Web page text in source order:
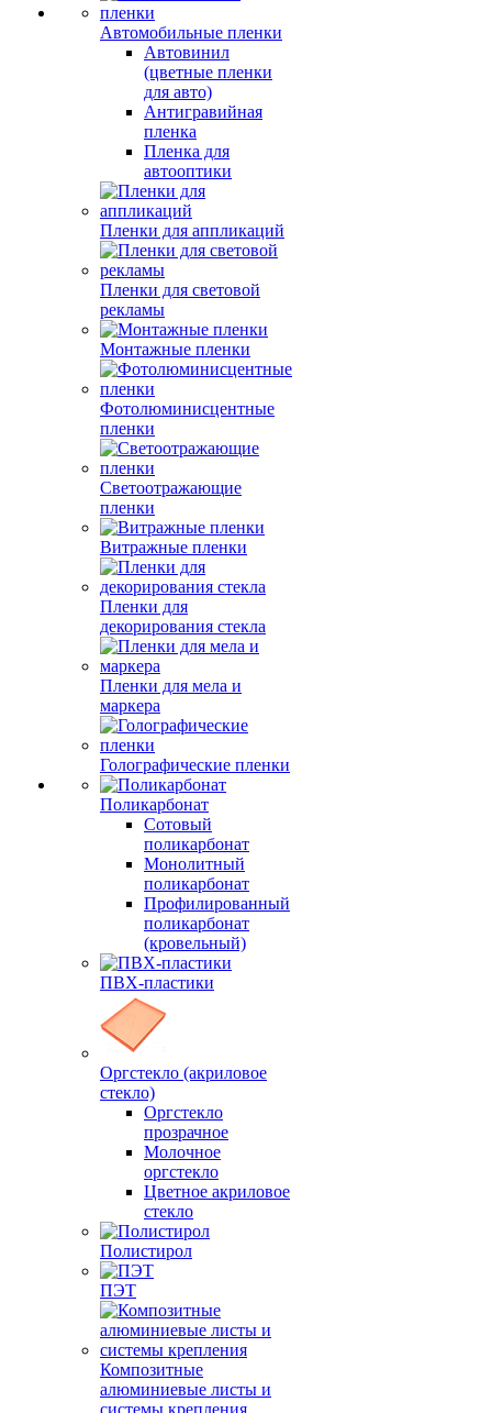
Автомобильные пленки
Автовинил
(цветные пленки
для авто)
Антигравийная
пленка
Пленка для
автооптики
Пленки для аппликаций
Пленки для световой
рекламы
Монтажные пленки
Фотолюминисцентные
пленки
Светоотражающие
пленки
Витражные пленки
Пленки для
декорирования стекла
Пленки для мела и
маркера
Голографические пленки
Поликарбонат
Сотовый
поликарбонат
Монолитный
поликарбонат
Профилированный
поликарбонат
(кровельный)
ПВХ-пластики
Оргстекло (акриловое
стекло)
Оргстекло
прозрачное
Молочное
оргстекло
Цветное акриловое
стекло
Полистирол
ПЭТ
Композитные
алюминиевые листы и
системы крепления